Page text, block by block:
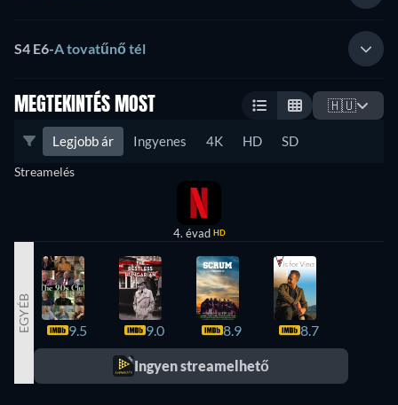
S4 E6-A tovatűnő tél
MEGTEKINTÉS MOST 🇭🇺
Legjobb ár Ingyenes 4K HD SD
Streamelés
4. évad HD
EGYÉB 9.5 9.0 8.9 8.7
Ingyen streamelhető